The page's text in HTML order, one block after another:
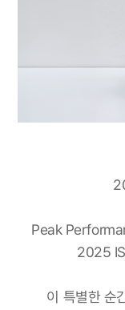
Peak
2025
이 특별한 순